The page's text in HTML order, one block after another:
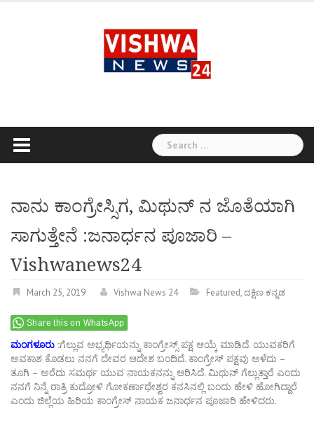
Search
for:
ನಾನು ಕಾಂಗ್ರೇಸ್ಸಿಗ, ಮಿಥುನ್ ನ ಜೊತೆಯಾಗಿ
ಸಾಗುತ್ತೇನೆ :ಜನಾರ್ಧನ ಪೂಜಾರಿ –
Vishwanews24
March 25, 2019 Vishwa News 24 Featured,ದಕ್ಷಿಣ ಕನ್ನಡ
Share this on WhatsApp
ಮಂಗಳೂರು :ಗೆಲ್ಲುವ ಅಭ್ಯರ್ಥಿಯನ್ನು ಕಾಂಗ್ರೇಸ್ಸ್ ಪಕ್ಷ ಆಯ್ಕೆ ಮಾಡಿದೆ. ಯುವಕರಿಗೆ
ಅವಕಾಶ ಕೊಡಲು ನನಗೆ ದೇವರ ಆದೇಶ ಬಂದಿದೆ. ಕಾಂಗ್ರೇಸ್ ಪಕ್ಷವು ಅಳೆದು –
ತೂಗಿ – ಅರೆದು ಸಮರ್ಥ ಯುವ ನಾಯಕನನ್ನು ಆರಿಸಿದೆ. ಮಿಥುನ್ ಗೆಲ್ಲುತ್ತಾರೆ ಎಂದು
ನನಗೆ ನಿನ್ನೆ ರಾತ್ರಿ ಕುದ್ರೋಳಿ ಗೋಕರ್ಣಾಥೇಶ್ವರ ಕನಸಿನಲ್ಲಿ ಬಂದು ಹೇಳಿ ಹೋಗಿದ್ದಾರೆ
ಎಂದು ಜಿಲ್ಲೆಯ ಹಿರಿಯ ಕಾಂಗ್ರೇಸ್ ನಾಯಕ ಜನಾರ್ಧನ ಪೂಜಾರಿ ಹೇಳಿದರು.